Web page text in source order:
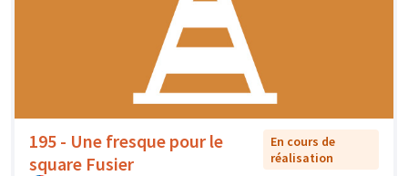
195 - Une fresque pour le
square Fusier
En cours de
réalisation